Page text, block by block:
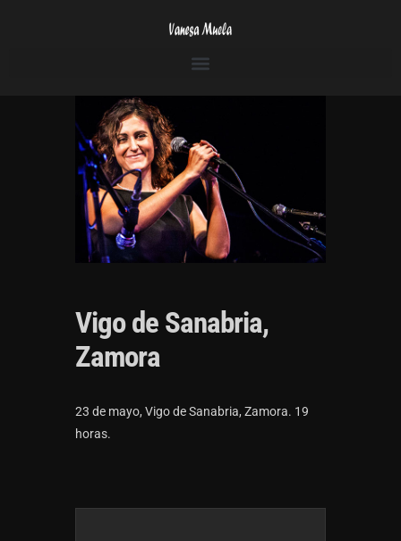
Vigo de Sanabria,
Zamora
23 de mayo, Vigo de Sanabria, Zamora. 19
horas.